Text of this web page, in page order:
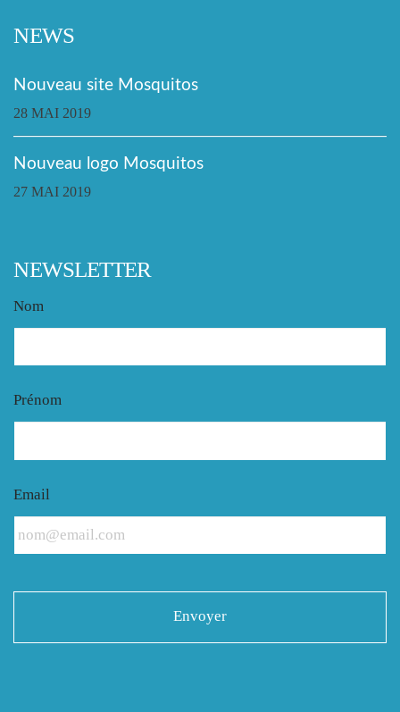
NEWS
Nouveau site Mosquitos
28 MAI 2019
Nouveau logo Mosquitos
27 MAI 2019
NEWSLETTER
Nom
Prénom
Email